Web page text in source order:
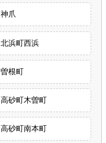
神爪
北浜町西浜
曽根町
高砂町木曽町
高砂町南本町